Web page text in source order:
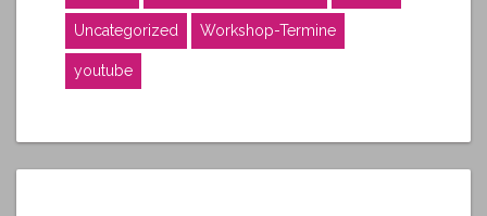
Uncategorized Workshop-Termine
youtube